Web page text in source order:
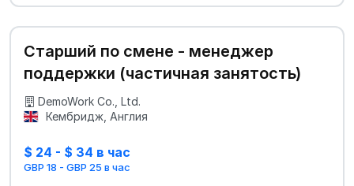
Старший по смене - менеджер
поддержки (частичная занятость)
DemoWork Co., Ltd.
Кембридж, Англия
$ 24 - $ 34 в час
GBP 18 - GBP 25 в час